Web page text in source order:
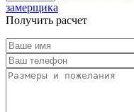
замерщика
Получить расчет